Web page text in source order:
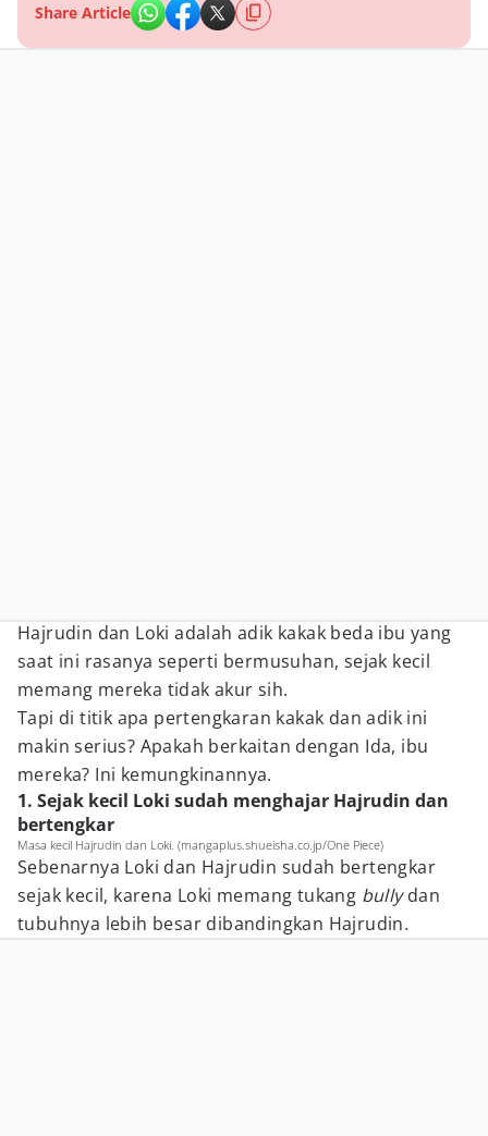
Share Article
Hajrudin dan Loki adalah adik kakak beda ibu yang
saat ini rasanya seperti bermusuhan, sejak kecil
memang mereka tidak akur sih.
Tapi di titik apa pertengkaran kakak dan adik ini
makin serius? Apakah berkaitan dengan Ida, ibu
mereka? Ini kemungkinannya.
1. Sejak kecil Loki sudah menghajar Hajrudin dan
bertengkar
Masa kecil Hajrudin dan Loki. (mangaplus.shueisha.co.jp/One Piece)
Sebenarnya Loki dan Hajrudin sudah bertengkar
sejak kecil, karena Loki memang tukang bullydan
tubuhnya lebih besar dibandingkan Hajrudin.